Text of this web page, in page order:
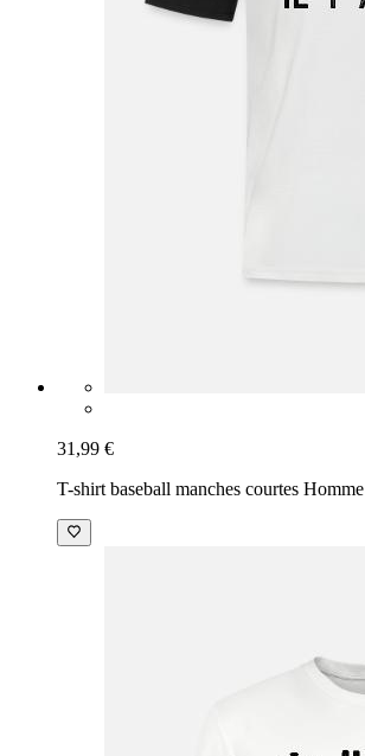
31,99 €
T-shirt baseball manches courtes Homme